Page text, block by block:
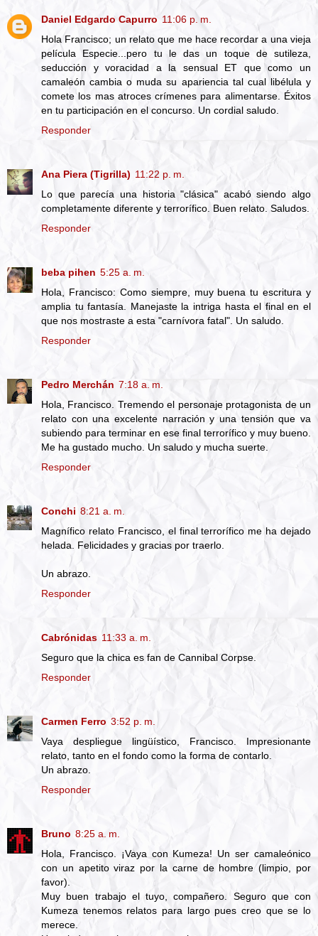
Daniel Edgardo Capurro 11:06 p. m.
Hola Francisco; un relato que me hace recordar a una vieja
película Especie...pero tu le das un toque de sutileza,
seducción y voracidad a la sensual ET que como un
camaleón cambia o muda su apariencia tal cual libélula y
comete los mas atroces crímenes para alimentarse. Éxitos
en tu participación en el concurso. Un cordial saludo.
Responder
Ana Piera (Tigrilla) 11:22 p. m.
Lo que parecía una historia "clásica" acabó siendo algo
completamente diferente y terrorífico. Buen relato. Saludos.
Responder
beba pihen 5:25 a. m.
Hola, Francisco: Como siempre, muy buena tu escritura y
amplia tu fantasía. Manejaste la intriga hasta el final en el
que nos mostraste a esta "carnívora fatal". Un saludo.
Responder
Pedro Merchán 7:18 a. m.
Hola, Francisco. Tremendo el personaje protagonista de un
relato con una excelente narración y una tensión que va
subiendo para terminar en ese final terrorífico y muy bueno.
Me ha gustado mucho. Un saludo y mucha suerte.
Responder
Conchi 8:21 a. m.
Magnífico relato Francisco, el final terrorífico me ha dejado
helada. Felicidades y gracias por traerlo.
Un abrazo.
Responder
Cabrónidas 11:33 a. m.
Seguro que la chica es fan de Cannibal Corpse.
Responder
Carmen Ferro 3:52 p. m.
Vaya despliegue lingüístico, Francisco. Impresionante
relato, tanto en el fondo como la forma de contarlo.
Un abrazo.
Responder
Bruno 8:25 a. m.
Hola, Francisco. ¡Vaya con Kumeza! Un ser camaleónico
con un apetito viraz por la carne de hombre (limpio, por
favor).
Muy buen trabajo el tuyo, compañero. Seguro que con
Kumeza tenemos relatos para largo pues creo que se lo
merece.